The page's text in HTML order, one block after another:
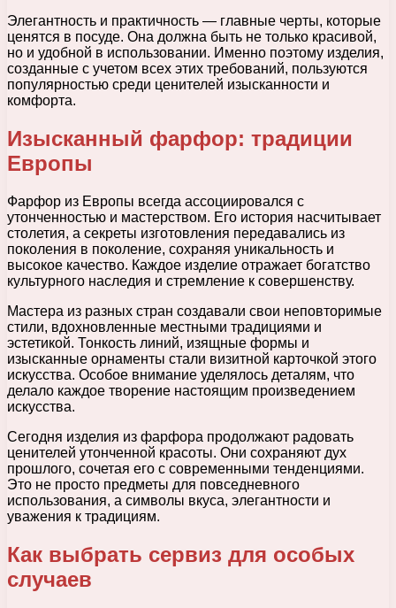
Элегантность и практичность — главные черты, которые
ценятся в посуде. Она должна быть не только красивой,
но и удобной в использовании. Именно поэтому изделия,
созданные с учетом всех этих требований, пользуются
популярностью среди ценителей изысканности и
комфорта.
Изысканный фарфор: традиции
Европы
Фарфор из Европы всегда ассоциировался с
утонченностью и мастерством. Его история насчитывает
столетия, а секреты изготовления передавались из
поколения в поколение, сохраняя уникальность и
высокое качество. Каждое изделие отражает богатство
культурного наследия и стремление к совершенству.
Мастера из разных стран создавали свои неповторимые
стили, вдохновленные местными традициями и
эстетикой. Тонкость линий, изящные формы и
изысканные орнаменты стали визитной карточкой этого
искусства. Особое внимание уделялось деталям, что
делало каждое творение настоящим произведением
искусства.
Сегодня изделия из фарфора продолжают радовать
ценителей утонченной красоты. Они сохраняют дух
прошлого, сочетая его с современными тенденциями.
Это не просто предметы для повседневного
использования, а символы вкуса, элегантности и
уважения к традициям.
Как выбрать сервиз для особых
случаев